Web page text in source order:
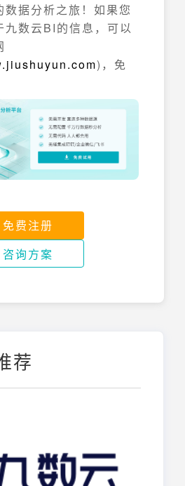
数据分析之旅！如果您
九数云BI的信息，可以
)，免
免费注册
咨询方案
荐